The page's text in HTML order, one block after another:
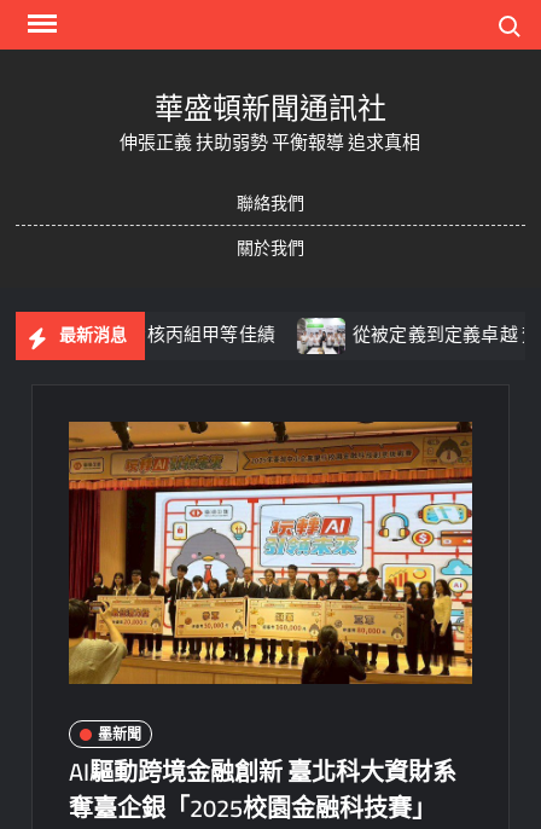
Skip
華盛頓新聞通訊社
伸張正義 扶助弱勢 平衡報導 追求真相
聯絡我們
關於我們
最新消息
業務考核丙組甲等佳績 從被定義到定義卓越 梵莎爾
墨新聞
AI驅動跨境金融創新 臺北科大資財系
奪臺企銀「2025校園金融科技賽」